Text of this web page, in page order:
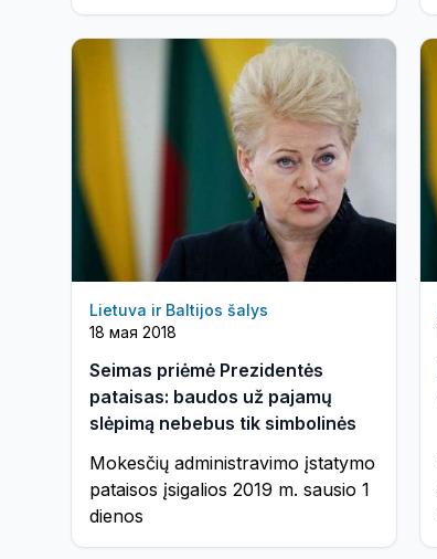
Lietuva ir Baltijos šalys
18 мая 2018
Seimas priėmė Prezidentės
pataisas: baudos už pajamų
slėpimą nebebus tik simbolinės
Mokesčių administravimo įstatymo
pataisos įsigalios 2019 m. sausio 1
dienos